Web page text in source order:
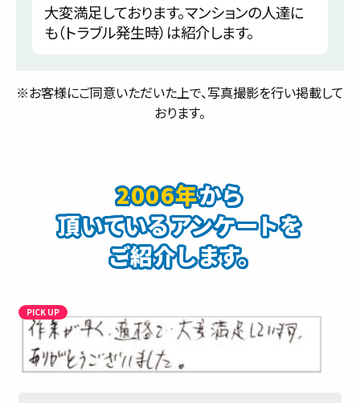
大変満足しております。マンションの人達に
も（トラブル発生時）は紹介します。
※お客様にご同意いただいた上で、写真撮影を行い掲載して
おります。
2006年から
頂いているアンケートを
ご紹介します。